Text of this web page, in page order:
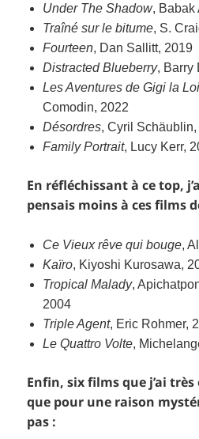
Under The Shadow, Babak
Traîné sur le bitume, S.
Fourteen, Dan Sallitt, 2019
Distracted Blueberry, Barry
Les Aventures de Gigi la Loi
Comodin, 2022
Désordres, Cyril Schäublin,
Family Portrait, Lucy Kerr,
En réfléchissant à ce top,
pensais moins à ces films
Ce Vieux rêve qui bouge,
Kaïro, Kiyoshi Kurosawa,
Tropical Malady,
2004
Triple Agent, Eric Rohmer,
Le Quattro Volte,
Enfin, six films que j’ai
que pour une raison
pas :